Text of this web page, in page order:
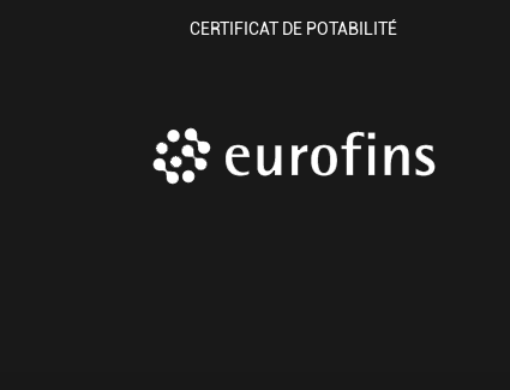
CERTIFICAT DE POTABILITÉ